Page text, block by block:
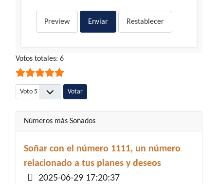
Preview Enviar Restablecer
Ratio:5/5
Votos totales: 6
Por favor, vote
Números más Soñados
Soñar con el número 1111, un número
relacionado a tus planes y deseos
Detalles
2025-06-29 17:20:37